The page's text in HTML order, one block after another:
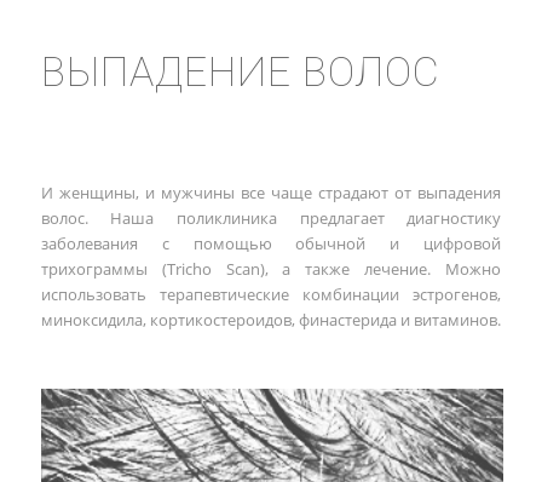
ВЫПАДЕНИЕ ВОЛОС
И женщины, и мужчины все чаще страдают от выпадения
волос. Наша поликлиника предлагает диагностику
заболевания с помощью обычной и цифровой
трихограммы (Tricho Scan), а также лечение. Можно
использовать терапевтические комбинации эстрогенов,
миноксидила, кортикостероидов, финастерида и витаминов.